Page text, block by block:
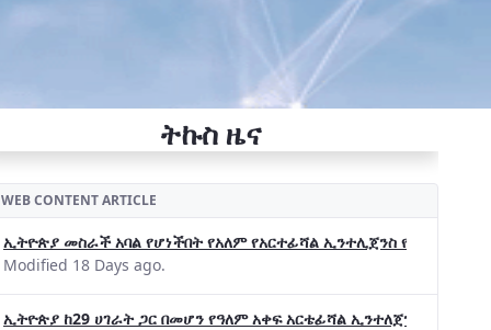
ትኩስ ዜና
WEB CONTENT ARTICLE
ኢትዮጵያ መስራች አባል የሆነችበት የአለም የአርተፊሻል ኢንተሊጀንስ የትብብር
Modified 18 Days ago.
ኢትዮጵያ ከ29 ሀገራት ጋር በመሆን የዓለም አቀፍ አርቴፊሻል ኢንተለጀንስ ትብብር